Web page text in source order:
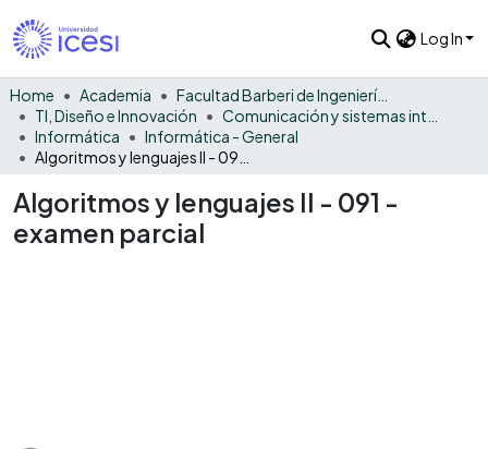
Log In
Home Academia
Facultad Barberi de Ingeniería, Diseño y Ciencias Aplicadas
TI, Diseño e Innovación
Informática
Informática - General
Algoritmos y lenguajes II - 091 -
examen parcial